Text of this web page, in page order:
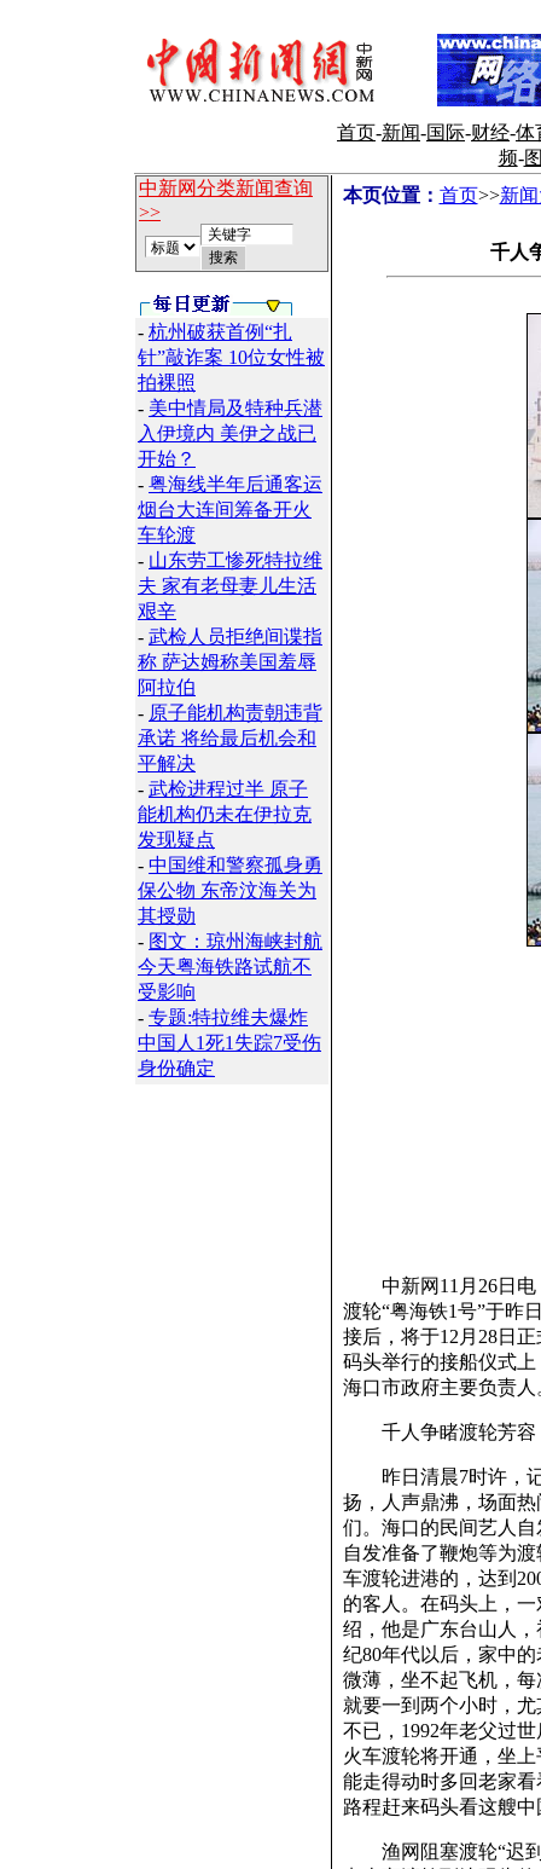
首页-新闻-国际-财经-体
频-
中新网分类新闻查询
>>
- 杭州破获首例“扎
针”敲诈案 10位女性被
拍裸照
- 美中情局及特种兵潜
入伊境内 美伊之战已
开始？
- 粤海线半年后通客运
烟台大连间筹备开火
车轮渡
- 山东劳工惨死特拉维
夫 家有老母妻儿生活
艰辛
- 武检人员拒绝间谍指
称 萨达姆称美国羞辱
阿拉伯
- 原子能机构责朝违背
承诺 将给最后机会和
平解决
- 武检进程过半 原子
能机构仍未在伊拉克
发现疑点
- 中国维和警察孤身勇
保公物 东帝汶海关为
其授勋
- 图文：琼州海峡封航
今天粤海铁路试航不
受影响
- 专题:特拉维夫爆炸
中国人1死1失踪7受伤
身份确定
本页位置： 首页>>新
千人
中新网11月26日电
渡轮“粤海铁1号”于昨
接后，将于12月28日
码头举行的接船仪式
海口市政府主要负责人
千人争睹渡轮芳容
昨日清晨7时许，记
扬，人声鼎沸，场面
们。海口的民间艺人
自发准备了鞭炮等为
车渡轮进港的，达到
的客人。在码头上，
绍，他是广东台山人
纪80年代以后，家中
微薄，坐不起飞机，
就要一到两个小时，
不已，1992年老父过
火车渡轮将开通，坐
能走得动时多回老家
路程赶来码头看这艘
渔网阻塞渡轮“迟到